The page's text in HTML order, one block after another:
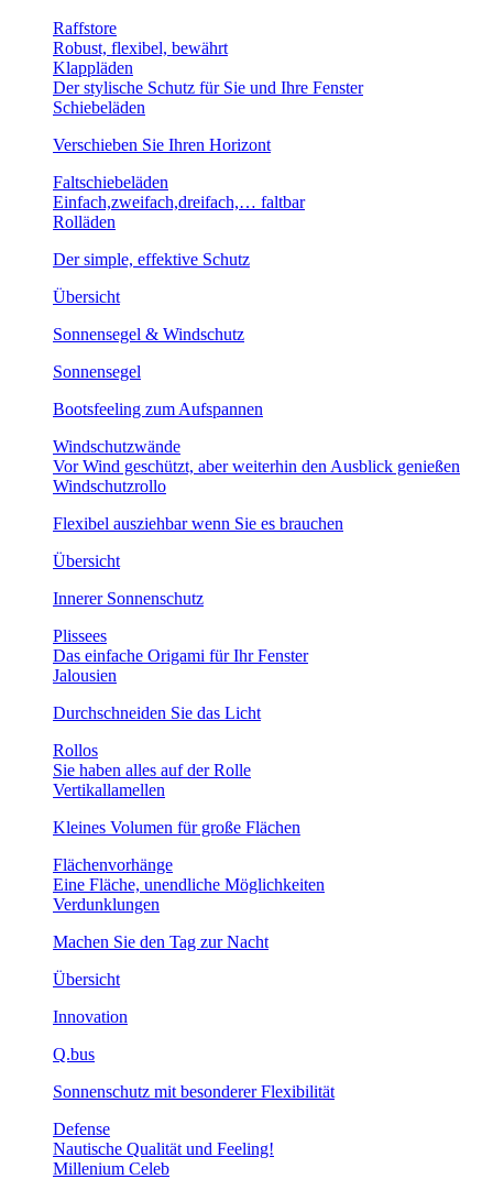
Raffstore
Robust, flexibel, bewährt
Klappläden
Der stylische Schutz für Sie und Ihre Fenster
Schiebeläden
Verschieben Sie Ihren Horizont
Faltschiebeläden
Einfach,zweifach,dreifach,… faltbar
Rolläden
Der simple, effektive Schutz
Übersicht
Sonnensegel & Windschutz
Sonnensegel
Bootsfeeling zum Aufspannen
Windschutzwände
Vor Wind geschützt, aber weiterhin den Ausblick genießen
Windschutzrollo
Flexibel ausziehbar wenn Sie es brauchen
Übersicht
Innerer Sonnenschutz
Plissees
Das einfache Origami für Ihr Fenster
Jalousien
Durchschneiden Sie das Licht
Rollos
Sie haben alles auf der Rolle
Vertikallamellen
Kleines Volumen für große Flächen
Flächenvorhänge
Eine Fläche, unendliche Möglichkeiten
Verdunklungen
Machen Sie den Tag zur Nacht
Übersicht
Innovation
Q.bus
Sonnenschutz mit besonderer Flexibilität
Defense
Nautische Qualität und Feeling!
Millenium Celeb